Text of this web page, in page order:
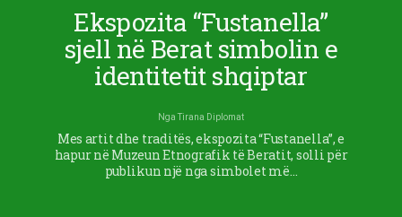
Ekspozita “Fustanella”
sjell në Berat simbolin e
identitetit shqiptar
NgaTirana Diplomat
Mes artit dhe traditës, ekspozita “Fustanella”, e
hapur në Muzeun Etnografik të Beratit, solli për
publikun një nga simbolet më…